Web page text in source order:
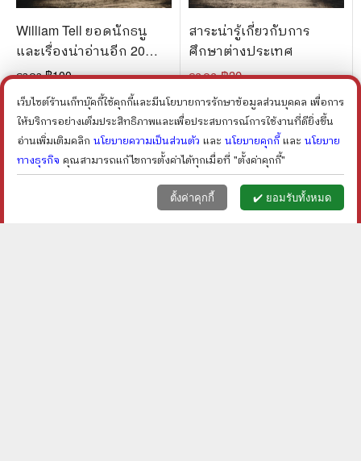
William Tell ยอดนักธนู
และเรื่องน่าอ่านอีก 20
เรื่อง ภาษาอังกฤษ-ไทย -
วันทิพย์ สินสูงสุด
ราคา ฿100
ลด
shopping_cart
สาระน่ารู้เกี่ยวกับการ
ศึกษาต่างประเทศ
ราคา ฿30
shopping_cart
ตะกร้า (0 faceเมนูลูกค้า
เว็บไซต์ร้านเก็ทบุ๊คกี้ใช้คุกกี้และมีนโยบายการรักษาข้อมูลส่วนบุคคล เพื่อการ
ให้บริการอย่างเต็มประสิทธิภาพและเพื่อประสบการณ์การใช้งานที่ดียิ่งขึ้น
อ่านเพิ่มเติมคลิก นโยบายความเป็นส่วนตัว และ นโยบายคุกกี้ และ นโยบาย
ทางธุรกิจ คุณสามารถแก้ไขการตั้งค่าได้ทุกเมื่อที่ "ตั้งค่าคุกกี้"
ตั้งค่าคุกกี้ ✔️ ยอมรับทั้งหมด